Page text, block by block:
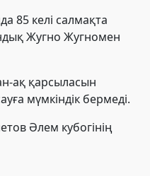
85 келі салмақта
Жугно Жугномен
ақ қарсыласын
мүмкіндік бермеді.
Әлем кубогінің